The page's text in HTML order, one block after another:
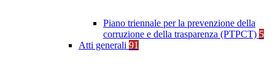
Piano triennale per la prevenzione della
corruzione e della trasparenza (PTPCT) 5
Atti generali 91